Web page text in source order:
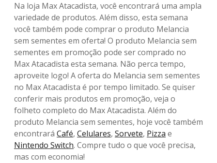
Na loja Max Atacadista, você encontrará uma ampla
variedade de produtos. Além disso, esta semana
você também pode comprar o produto Melancia
sem sementes em oferta! O produto Melancia sem
sementes em promoção pode ser comprado no
Max Atacadista esta semana. Não perca tempo,
aproveite logo! A oferta do Melancia sem sementes
no Max Atacadista é por tempo limitado. Se quiser
conferir mais produtos em promoção, veja o
folheto completo do Max Atacadista. Além do
produto Melancia sem sementes, hoje você também
encontrará Café, Celulares, Sorvete, Pizza e
Nintendo Switch. Compre tudo o que você precisa,
mas com economia!